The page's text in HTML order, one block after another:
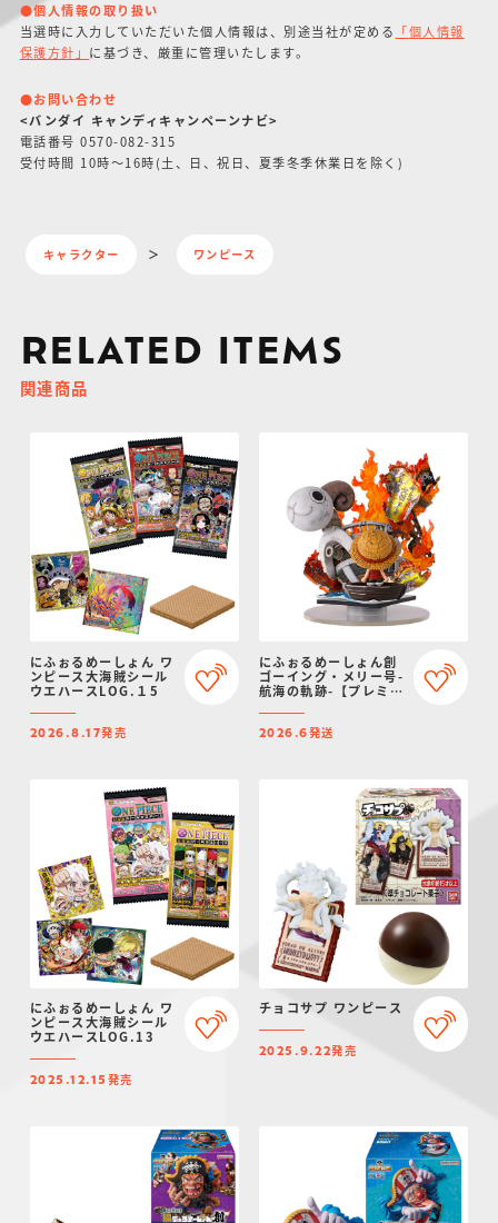
●個人情報の取り扱い
当選時に入力していただいた個人情報は、別途当社が定める 「個人情報
保護方針」 に基づき、厳重に管理いたします。
●お問い合わせ
<バンダイ キャンディキャンペーンナビ>
電話番号 0570-082-315
受付時間 10時〜16時(土、日、祝日、夏季冬季休業日を除く)
キャラクター ワンピース
RELATED ITEMS
関連商品
にふぉるめーしょん ワ
ンピース大海賊シール
ウエハースLOG.１5
2026.8.17発売
にふぉるめーしょん創
ゴーイング・メリー号-
航海の軌跡-【プレミア
2026.6発送
にふぉるめーしょん ワ
ンピース大海賊シール
ウエハースLOG.13
2025.12.15 発売
チョコサプ ワンピース
2025.9.22発売